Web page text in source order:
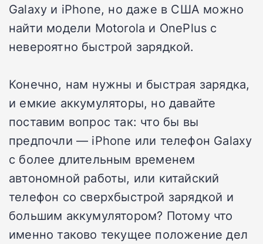
Galaxy и iPhone, но даже в США можно
найти модели Motorola и OnePlus с
невероятно быстрой зарядкой.
Конечно, нам нужны и быстрая зарядка,
и емкие аккумуляторы, но давайте
поставим вопрос так: что бы вы
предпочли — iPhone или телефон Galaxy
с более длительным временем
автономной работы, или китайский
телефон со сверхбыстрой зарядкой и
большим аккумулятором? Потому что
именно таково текущее положение дел